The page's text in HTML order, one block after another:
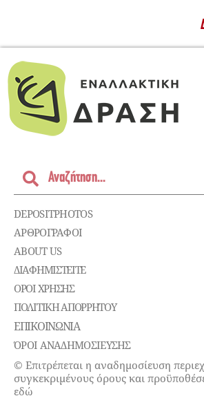
DEPOSITPHOTOS
ΑΡΘΡΟΓΡΑΦΟΙ
ABOUT US
ΔΙΑΦΗΜΙΣΤΕΊΤΕ
ΌΡΟΙ ΧΡΉΣΗΣ
ΠΟΛΙΤΙΚΉ ΑΠΟΡΡΉΤΟΥ
ΕΠΙΚΟΙΝΩΝΊΑ
ΌΡΟΙ ΑΝΑΔΗΜΟΣΙΕΥΣΗΣ
© Επιτρέπεται η αναδημοσίευση
συγκεκριμένους όρους και
εδώ